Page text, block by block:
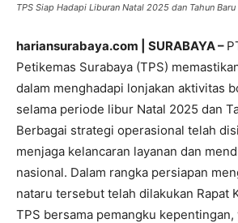
TPS Siap Hadapi Liburan Natal 2025 dan Tahun
hariansurabaya.com | SURABAYA –
Petikemas Surabaya (TPS)
dalam menghadapi lonjakan aktivitas
selama periode libur Natal 2025 dan
Berbagai strategi operasional telah
menjaga kelancaran layanan dan
nasional. Dalam rangka persiapan
nataru tersebut telah dilakukan Rapat
TPS bersama pemangku